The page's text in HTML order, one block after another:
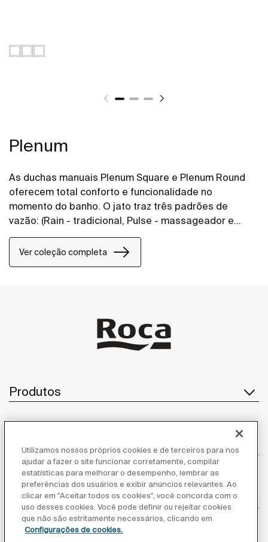
Plenum
As duchas manuais Plenum Square e Plenum Round
oferecem total conforto e funcionalidade no
momento do banho. O jato traz três padrões de
vazão: (Rain - tradicional, Pulse - massageador e
RainStorm - mais intenso)
Ver coleção completa
Produtos
Atendimento ao cliente
Sobre nós
Utilizamos nossos próprios cookies e de terceiros para nos
ajudar a fazer o site funcionar corretamente, compilar
estatísticas para melhorar o desempenho, lembrar as
preferências dos usuários e exibir anúncios relevantes. Ao
clicar em "Aceitar todos os cookies", você concorda com o
uso desses cookies. Você pode definir ou rejeitar cookies
que não são estritamente necessários, clicando em
Configurações de cookies.